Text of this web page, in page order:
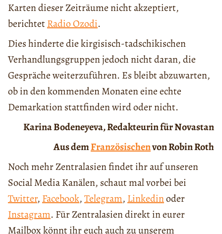
Karten dieser Zeiträume nicht akzeptiert,
berichtetRadio Ozodi.
Dies hinderte die kirgisisch-tadschikischen
Verhandlungsgruppen jedoch nicht daran, die
Gespräche weiterzuführen. Es bleibt abzuwarten,
ob in den kommenden Monaten eine echte
Demarkation stattfinden wird oder nicht.
Karina Bodeneyeva, Redakteurin für Novastan
Aus demFranzösischenvon Robin Roth
Noch mehr Zentralasien findet ihr auf unseren
Social Media Kanälen, schaut mal vorbei bei
Twitter, Facebook,Telegram, Linkedinoder
Instagram. Für Zentralasien direkt in eurer
Mailbox könnt ihr euch auch zu unserem